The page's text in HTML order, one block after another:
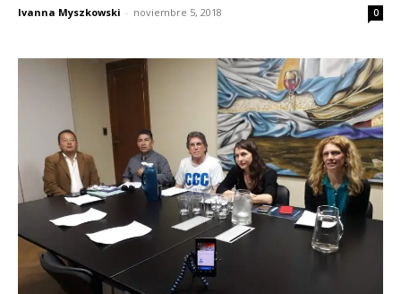
Ivanna Myszkowski - noviembre 5, 2018 0